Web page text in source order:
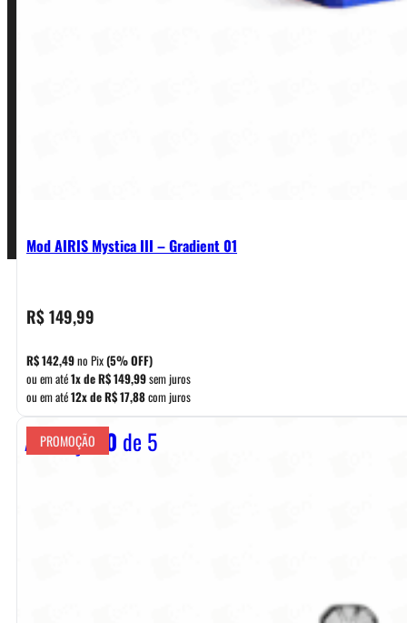
Mod AIRIS Mystica III – Gradient 01
R$149,99
R$142,49no Pix(5% OFF)
ou em até1x deR$149,99sem juros
ou em até12x deR$17,88com juros
Avaliação 0 de 5
PROMOÇÃO